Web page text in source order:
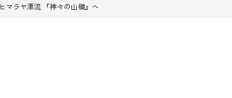
ヒマラヤ漂流 『神々の山嶺』へ